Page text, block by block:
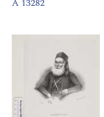
A 13282